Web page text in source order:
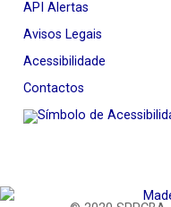
API Alertas
Avisos Legais
Acessibilidade
Contactos